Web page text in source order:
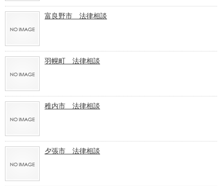
富良野市 法律相談
羽幌町 法律相談
稚内市 法律相談
夕張市 法律相談